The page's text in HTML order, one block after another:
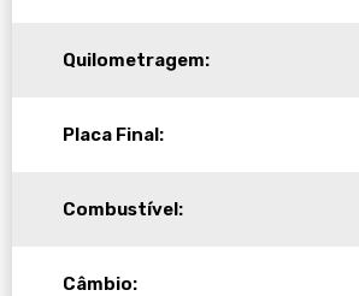
Quilometragem:
Placa Final:
Combustível:
Câmbio: